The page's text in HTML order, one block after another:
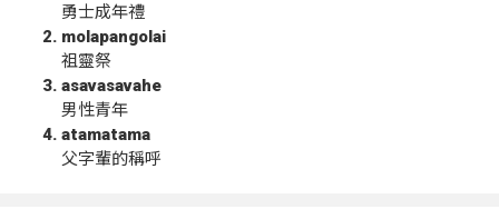
勇士成年禮
molapangolai
祖靈祭
asavasavahe
男性青年
atamatama
父字輩的稱呼